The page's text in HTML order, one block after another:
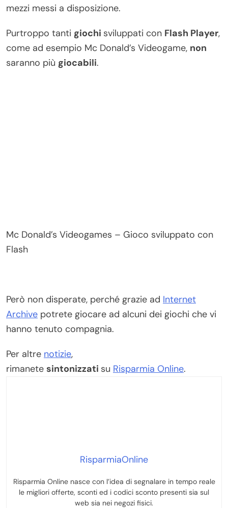
mezzi messi a disposizione.
Purtroppo tanti giochi sviluppati con Flash Player,
come ad esempio Mc Donald’s Videogame, non
saranno più giocabili.
Mc Donald’s Videogames – Gioco sviluppato con
Flash
Però non disperate, perché grazie ad Internet
Archive potrete giocare ad alcuni dei giochi che vi
hanno tenuto compagnia.
Per altre notizie,
rimanete sintonizzati su Risparmia Online.
RisparmiaOnline
Risparmia Online nasce con l’idea di segnalare in tempo reale
le migliori offerte, sconti ed i codici sconto presenti sia sul
web sia nei negozi fisici.